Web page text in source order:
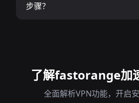
步骤？
了解fastorange加
全面解析VPN功能，开启